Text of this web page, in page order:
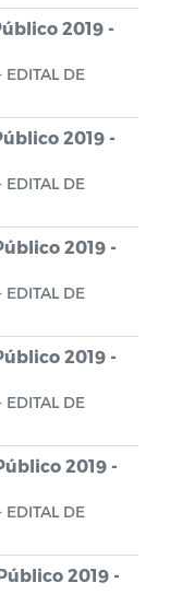
2019 -
EDITAL DE
2019 -
EDITAL DE
2019 -
EDITAL DE
2019 -
EDITAL DE
2019 -
EDITAL DE
2019 -